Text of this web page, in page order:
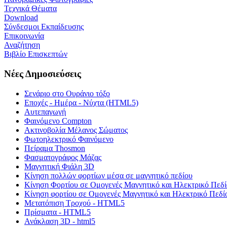
Τεχνικά Θέματα
Download
Σύνδεσμοι Εκπαίδευσης
Επικοινωνία
Αναζήτηση
Βιβλίο Επισκεπτών
Νέες Δημοσιεύσεις
Σενάριο στο Ουράνιο τόξο
Εποχές - Ημέρα - Νύχτα (HTML5)
Αυτεπαγωγή
Φαινόμενο Compton
Ακτινοβολία Μέλανος Σώματος
Φωτοηλεκτρικό Φαινόμενο
Πείραμα Thosmon
Φασματογράφος Μάζας
Μαγνητική Φιάλη 3D
Κίνηση πολλών φορτίων μέσα σε μαγνητικό πεδίου
Κίνηση Φορτίου σε Ομογενές Μαγνητικό και Ηλεκτρικό
Κίνηση φορτίου σε Ομογενές Μαγνητικό και Ηλεκτρικό
Μετατόπιση Τροχού - HTML5
Πρίσματα - HTML5
Ανάκλαση 3D - html5